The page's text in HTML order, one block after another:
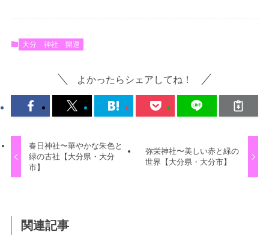
大分 神社 開運
よかったらシェアしてね！
春日神社〜華やかな朱色と
緑の古社【大分県・大分
市】
弥栄神社〜美しい赤と緑の
世界【大分県・大分市】
関連記事